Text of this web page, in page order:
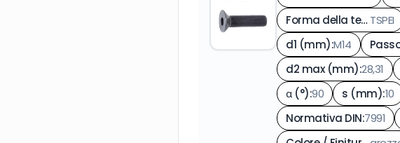
Forma della testa
:
TSPEI
d1 (mm):M14
d2 max (mm):28,31
α (°):90 s (mm):10
Normativa DIN:7991